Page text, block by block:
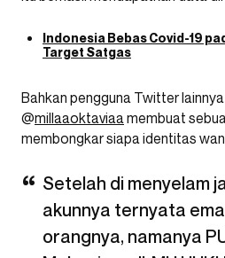
Indonesia Bebas Covid-19
Target Satgas
Bahkan pengguna Twitter
@millaaoktaviaamembuat
membongkar siapa identitas
Setelah di menyelam
akunnya ternyata
orangnya, namanya